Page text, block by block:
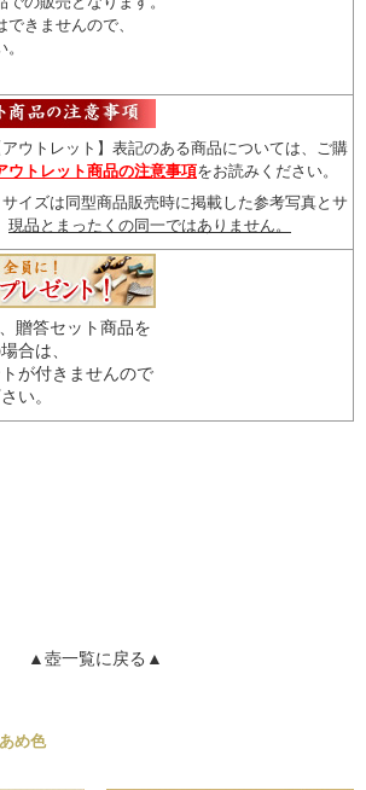
できませんので
ウトレット】表記のある商品については、
ご購
ウトレット商品の注意事項をお読みください。
イズは同型商品販売時に掲載した参考写真とサ
現品とまったくの同一ではありません。
贈答セット商品を
合は、
が付きませんので
い。
▲壺一覧に戻る▲
め色